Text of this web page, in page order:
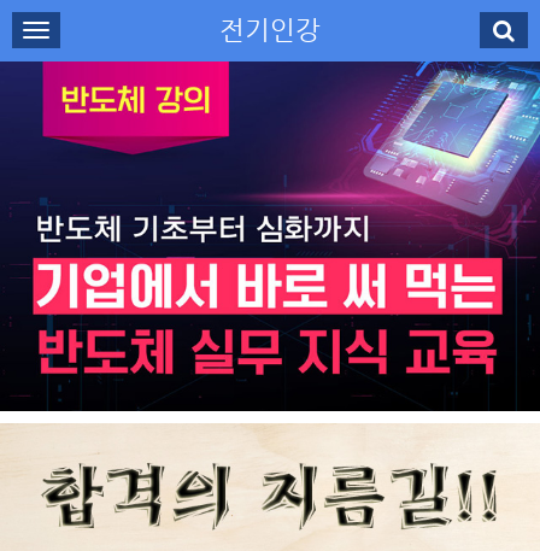
전기인강
로그인
수강신청
강사소개
고객센터
무료강의